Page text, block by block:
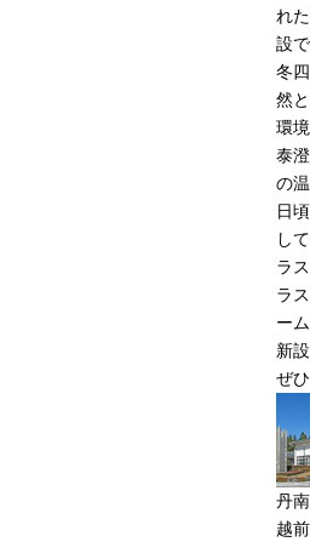
れ
設
冬
然
環
泰
の
日
し
ラ
ラ
ー
新
ぜ
丹南
越